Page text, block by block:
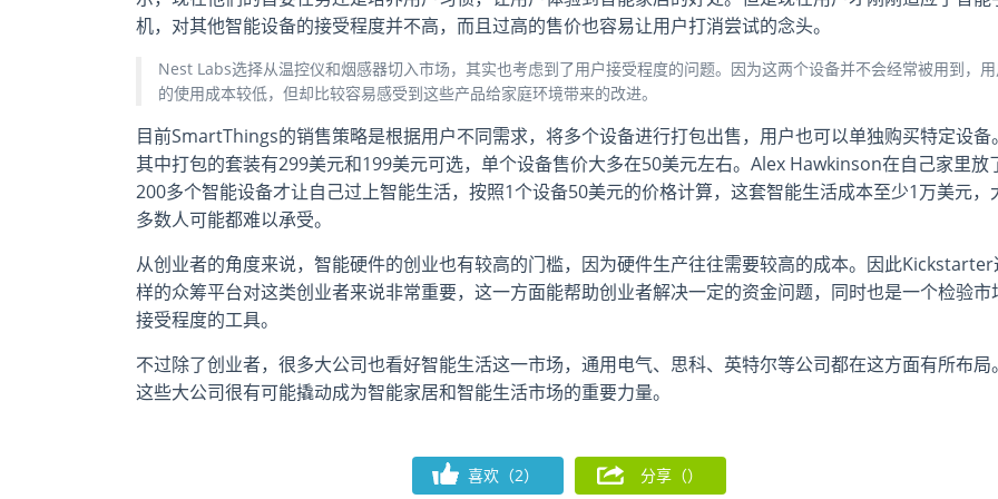
机，对其他智能设备的接受程度并不高，而且过高的售价也容易让用户打消尝试的念头。
Nest Labs选择从温控仪和烟感器切入市场，其实也考虑到了用户接受程度的问题。因为这两个设备并不会经常被用到，用
的使用成本较低，但却比较容易感受到这些产品给家庭环境带来的改进。
目前SmartThings的销售策略是根据用户不同需求，将多个设备进行打包出售，用户也可以单独购买特定设备。
其中打包的套装有299美元和199美元可选，单个设备售价大多在50美元左右。Alex Hawkinson在自己家里放
200多个智能设备才让自己过上智能生活，按照1个设备50美元的价格计算，这套智能生活成本至少1万美元，
多数人可能都难以承受。
从创业者的角度来说，智能硬件的创业也有较高的门槛，因为硬件生产往往需要较高的成本。因此Kickstarter
样的众筹平台对这类创业者来说非常重要，这一方面能帮助创业者解决一定的资金问题，同时也是一个检验市
接受程度的工具。
不过除了创业者，很多大公司也看好智能生活这一市场，通用电气、思科、英特尔等公司都在这方面有所布局。
这些大公司很有可能撬动成为智能家居和智能生活市场的重要力量。
喜欢（2） 分享（）